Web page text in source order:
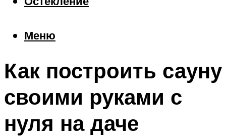
Меню
Как построить сауну
своими руками с
нуля на даче